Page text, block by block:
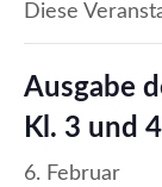
Diese
Ausgabe
Kl. 3 und 4
6. Februar